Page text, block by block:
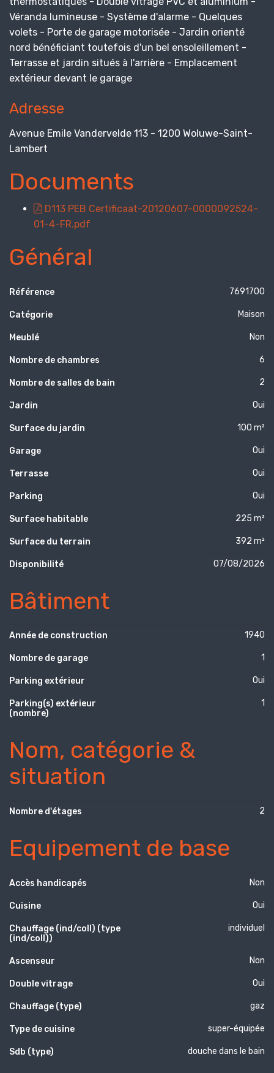
Véranda lumineuse - Système d'alarme - Quelques
volets - Porte de garage motorisée - Jardin orienté
nord bénéficiant toutefois d'un bel ensoleillement -
Terrasse et jardin situés à l'arrière - Emplacement
extérieur devant le garage
Adresse
Avenue Emile Vandervelde 113 - 1200 Woluwe-Saint-
Lambert
Documents
D113 PEB Certificaat-20120607-0000092524-
01-4-FR.pdf
Général
Référence 7691700
Catégorie Maison
Meublé Non
Nombre de chambres 6
Nombre de salles de bain 2
Jardin Oui
Surface du jardin 100 m²
Garage Oui
Terrasse Oui
Parking Oui
Surface habitable 225 m²
Surface du terrain 392 m²
Disponibilité 07/08/2026
Bâtiment
Année de construction 1940
Nombre de garage 1
Parking extérieur Oui
Parking(s) extérieur
(nombre)
1
Nom, catégorie &
situation
Nombre d'étages 2
Equipement de base
Accès handicapés Non
Cuisine Oui
Chauffage (ind/coll) (type
(ind/coll))
individuel
Ascenseur Non
Double vitrage Oui
Chauffage (type) gaz
Type de cuisine super-équipée
Sdb (type) douche dans le bain